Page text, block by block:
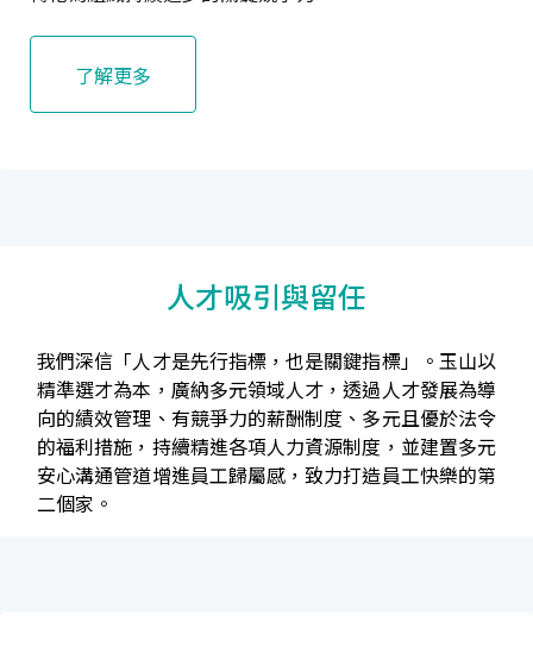
了解更多
人才吸引與留任
我們深信「人才是先行指標，也是關鍵指標」。玉山以
精準選才為本，廣納多元領域人才，透過人才發展為導
向的績效管理、有競爭力的薪酬制度、多元且優於法令
的福利措施，持續精進各項人力資源制度，並建置多元
安心溝通管道增進員工歸屬感，致力打造員工快樂的第
二個家。